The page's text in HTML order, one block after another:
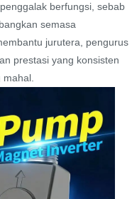
berfungsi, sebab
semasa
jurutera, pengurus
prestasi yang konsisten
mahal.